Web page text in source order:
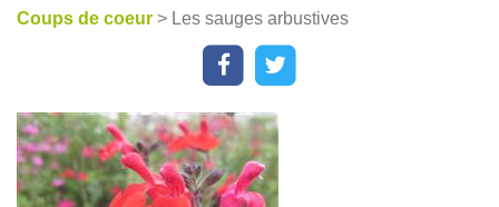
Coups de coeur > Les sauges arbustives